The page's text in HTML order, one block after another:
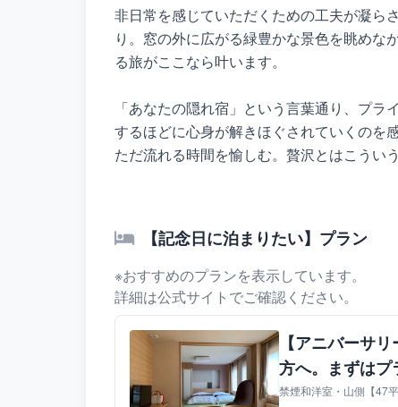
非日常を感じていただくための工夫が凝ら
り。窓の外に広がる緑豊かな景色を眺めな
る旅がここなら叶います。
「あなたの隠れ宿」という言葉通り、プ
するほどに心身が解きほぐされていくのを
ただ流れる時間を愉しむ。贅沢とはこうい
【記念日に泊まりたい】プラン
※おすすめのプランを表示しています。
詳細は公式サイトでご確認ください。
【アニバーサ
方へ。まずはプ
禁煙和洋室・山側【47